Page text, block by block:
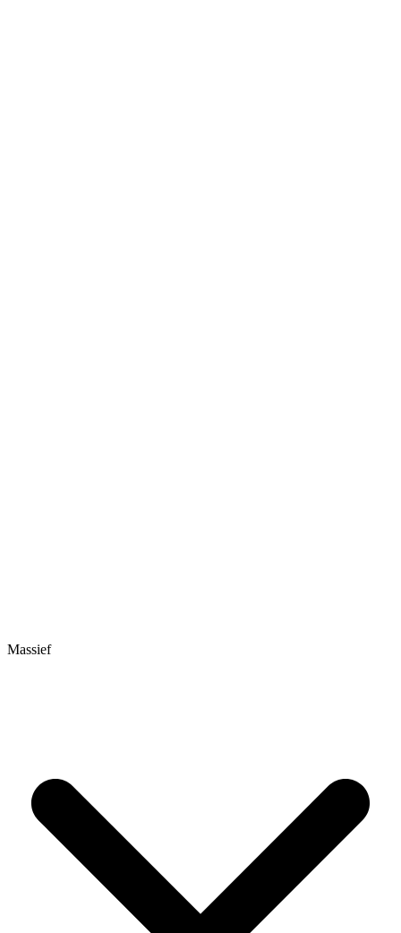
Massief